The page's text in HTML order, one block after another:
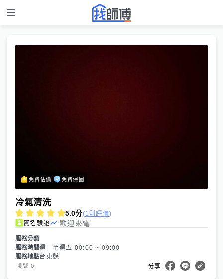
免費估價 免費保固
冷氣清洗
5.0分(1則評價)
實名驗證
歡迎來電
服務分類
服務時間週一至週五 00:00 ~ 09:00
服務地點台東縣
瀏覽 0 分享